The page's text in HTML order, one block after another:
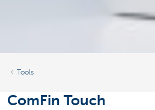
Tools
ComFin Touch